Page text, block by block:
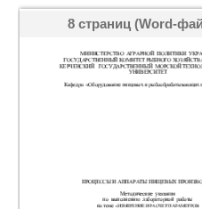
8 страниц (Word-